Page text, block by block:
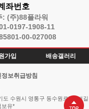
좌번호
: (주)88플라워
0197-1908-11
00-027008
가입 배송갤러리
정보취급방침
수원시 영통구 동수원로514번길
보유*